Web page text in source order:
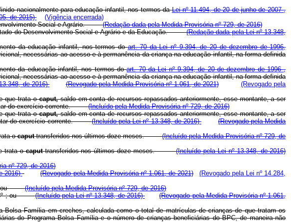
nacionalmente para educação infantil, nos termos daLei nº 11.494, de 20 de junho de 2007,
de 2015)
(Vigência encerrada)
Social e Agrário.(Redação dada pela Medida Provisória nº 729, de 2016)
do Desenvolvimento Social e Agrário e da Educação.(Redação dada pela Lei nº 13.348,
da educação infantil, nos termos doart. 70 da Lei nº 9.394, de 20 de dezembro de 1996,
necessárias ao acesso e à permanência da criança na educação infantil, na forma definida
da educação infantil, nos termos doart. 70 da Lei nº 9.394, de 20 de dezembro de 1996,
necessárias ao acesso e à permanência da criança na educação infantil, na forma definida
de 2016) (Revogado pela Medida Provisória nº 1.061, de 2021)
(Revogado pela
que trata ocaput,saldo em conta de recursos repassados anteriormente, esse montante, a ser
do exercício corrente.(Incluído pela Medida Provisória nº 729, de 2016)
que trata ocaput,saldo em conta de recursos repassados anteriormente, esse montante, a ser
do exercício corrente.(Incluído pela Lei nº 13.348, de 2016)
(Revogado pela Medida
ocaputtransferidos nos últimos doze meses.(Incluído pela Medida Provisória nº 729, de
trata ocaputtransferidos nos últimos doze meses.(Incluído pela Lei nº 13.348, de 2016)
nº 729, de 2016)
2016) (Revogado pela Medida Provisória nº 1.061, de 2021)
(Revogado pela Lei nº 14.284,
ou
(Incluído pela Medida Provisória nº 729, de 2016)
4º ; ou(Incluído pela Lei nº 13.348, de 2016)
(Revogado pela Medida Provisória nº 1.061,
Família em creches, calculada como o total de matrículas de crianças de que tratam os
do Programa Bolsa Família e o número de crianças beneficiárias do BPC, de maneira não